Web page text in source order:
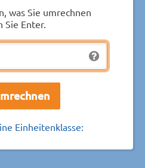
was Sie umrechnen
Sie Enter.
Einheitenklasse: